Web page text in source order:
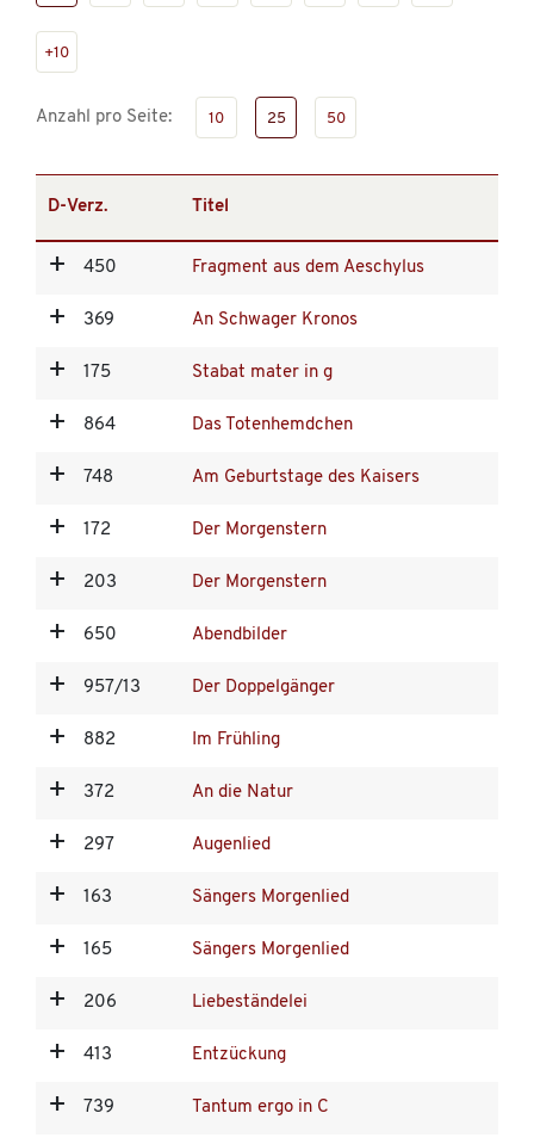
+10
Anzahl pro Seite: 10 25 50
D-Verz. Titel
450 Fragment aus dem Aeschylus
369 An Schwager Kronos
175 Stabat mater in g
864 Das Totenhemdchen
748 Am Geburtstage des Kaisers
172 Der Morgenstern
203 Der Morgenstern
650 Abendbilder
957/13 Der Doppelgänger
882 Im Frühling
372 An die Natur
297 Augenlied
163 Sängers Morgenlied
165 Sängers Morgenlied
206 Liebeständelei
413 Entzückung
739 Tantum ergo in C